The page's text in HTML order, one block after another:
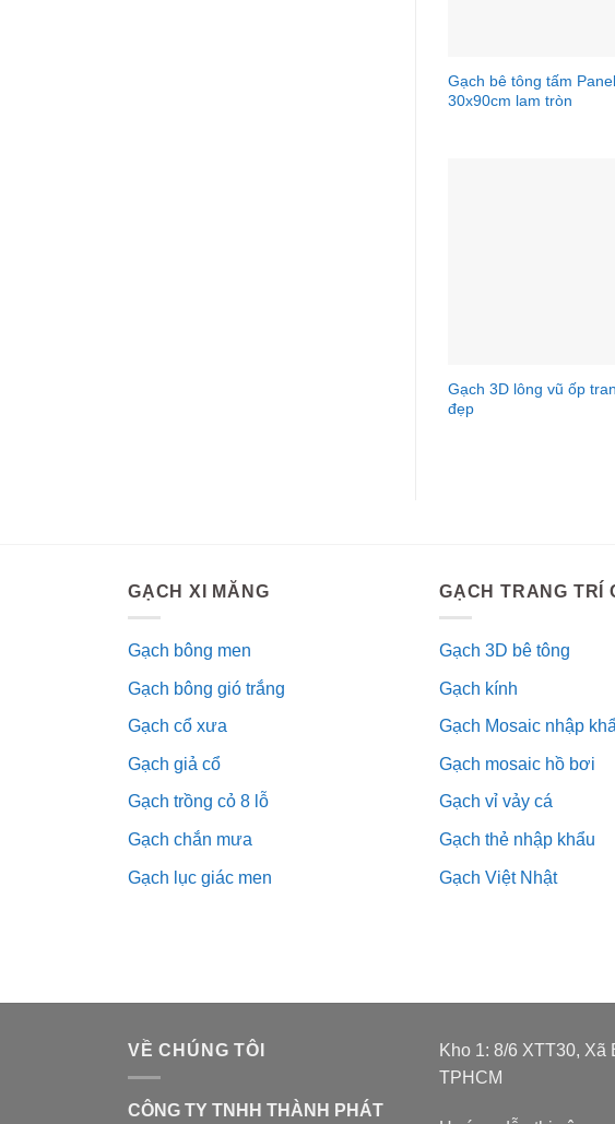
Gạch bê tông tấm Panel
30x90cm lam tròn
Gạch 3D lông vũ ốp
đẹp
GẠCH XI MĂNG
Gạch bông men
Gạch bông gió trắng
Gạch cổ xưa
Gạch giả cổ
Gạch trồng cỏ 8 lỗ
Gạch chắn mưa
Gạch lục giác men
GẠCH TRANG TRÍ
Gạch 3D bê tông
Gạch kính
Gạch Mosaic nhập
Gạch mosaic hồ bơi
Gạch vỉ vảy cá
Gạch thẻ nhập khẩu
Gạch Việt Nhật
VỀ CHÚNG TÔI
CÔNG TY TNHH THÀNH PHÁT
Kho 1: 8/6 XTT30, Xã
TPHCM